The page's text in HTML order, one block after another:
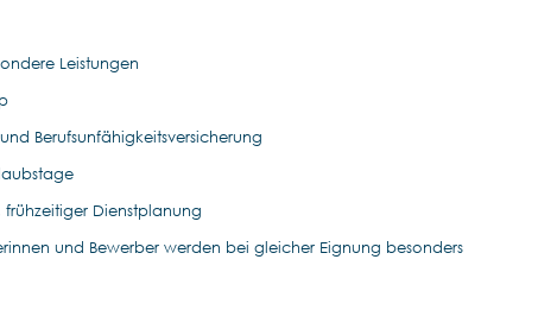
Leistungen
Berufsunfähigkeitsversicherung
Dienstplanung
und Bewerber werden bei gleicher Eignung besonders